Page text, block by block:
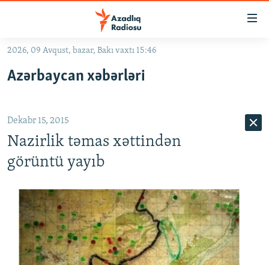
Əsas
qayıt
qayıt
Axtarışa
QANUNI DOĞRU
ARAŞDIRMA
MULTIMEDIA
VIDEO
FOTOQALEREYA
RADIO ARXIV
OXU ZALI
HAQQIMIZDA
2026, 09 Avqust, bazar, Bakı vaxtı 15:46
Azərbaycan xəbərləri
Dekabr 15, 2015
Nazirlik təmas xəttindən
görüntü yayıb